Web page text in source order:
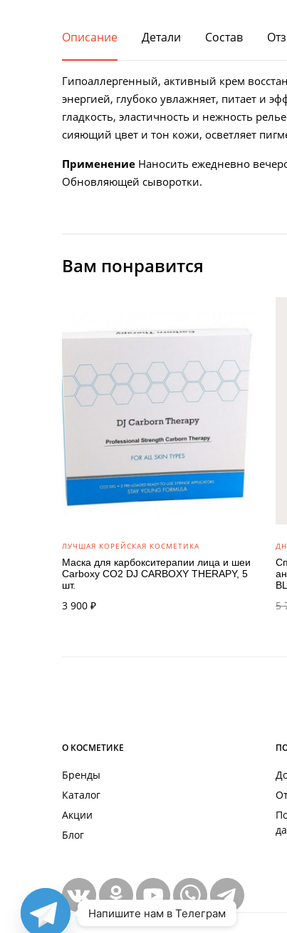
Описание Детали Состав
Гипоаллергенный, активный крем
энергией, глубоко увлажняет, питает и
гладкость, эластичность и нежность
сияющий цвет и тон кожи, осветляет
Применение Наносить ежедневно
Обновляющей сыворотки.
Вам понравится
ЛУЧШАЯ КОРЕЙСКАЯ КОСМЕТИКА
Маска для карбокситерапии лица и шеи
Carboxy CO2 DJ CARBOXY THERAPY, 5
шт.
3 900 ₽ 5
О КОСМЕТИКЕ
Бренды
Каталог
Акции
Блог
Напишите нам в Телеграм